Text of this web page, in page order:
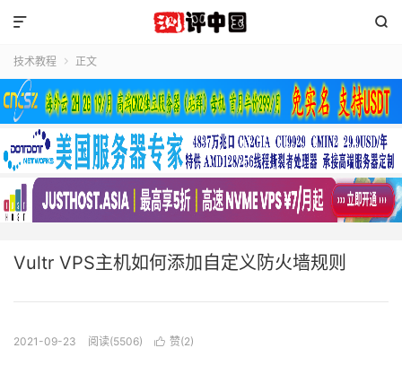


技术教程  正文
Vultr VPS主机如何添加自定义防火墙规则
2021-09-23 阅读(5506)  赞(2)